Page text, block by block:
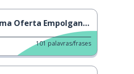
Empolgante Temporada 4
101 palavras/frases